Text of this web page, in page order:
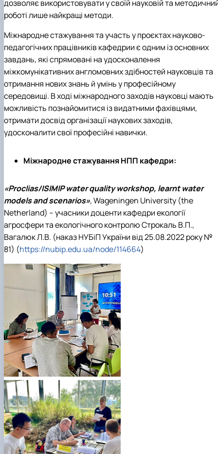
дозволяє використовувати у своїй науковій та
роботі лише найкращі методи.
Міжнародне стажування та участь у проєктах науково-
педагогічних працівників кафедрии є одним із основних
завдань, які спрямовані на удосконалення
міжкомунікативних англомовних здібностей науковців та
отримання нових знань й умінь у професійному
середовищі. В ході міжнародного заходів науковці мають
можливість познайомитися із видатними фахівцями,
отримати досвід організації наукових заходів,
удосконалити свої професійні навички.
Міжнародне стажування НПП кафедри:
«Proclias/ISIMIP water quality workshop, learnt water
models and scenarios»,Wageningen University (the
Netherland) – учасники доценти кафедри екології
агросфери та екологічного контролю Строкаль В.П.,
Вагалюк Л.В. (наказ НУБіП України від 25.08.2022 року №
81) (https://nubip.edu.ua/node/114664)